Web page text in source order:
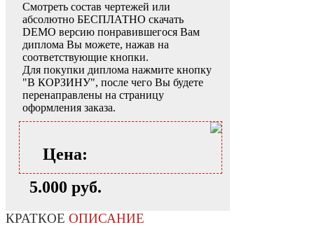
Смотреть состав чертежей или
абсолютно БЕСПЛАТНО скачать
DEMO версию понравившегося Вам
диплома Вы можете, нажав на
соответствующие кнопки.
Для покупки диплома нажмите кнопку
"В КОРЗИНУ", после чего Вы будете
перенаправлены на страницу
оформления заказа.
Цена:
5.000 руб.
КРАТКОЕ ОПИСАНИЕ